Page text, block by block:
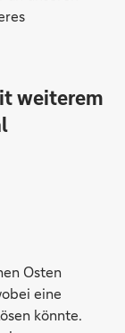
weiterem
Osten
eine
könnte.